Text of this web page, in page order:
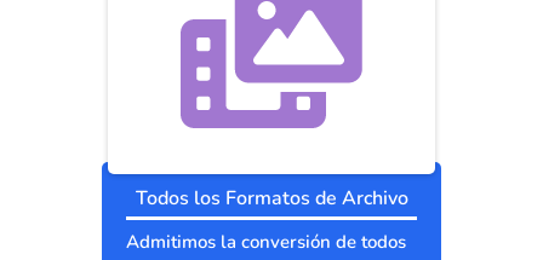
Todos los Formatos de Archivo
Admitimos la conversión de todos